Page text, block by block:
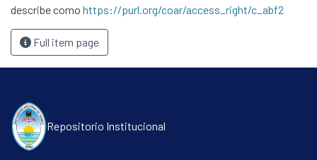
describe como https://purl.org/coar/access_right/c_abf2
Full item page
Repositorio Institucional